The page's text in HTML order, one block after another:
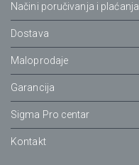
Načini poručivanja i plaćanja
Dostava
Maloprodaje
Garancija
Sigma Pro centar
Kontakt